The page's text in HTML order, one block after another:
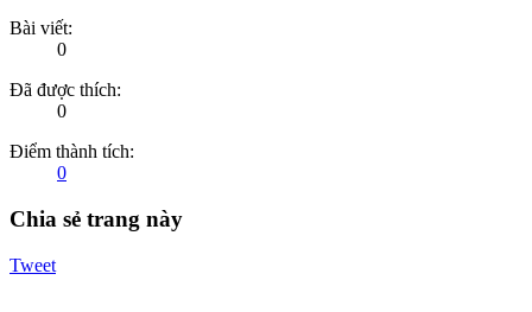
Bài viết:
0
Đã được thích:
0
Điểm thành tích:
0
Chia sẻ trang này
Tweet